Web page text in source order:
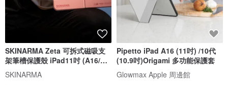
SKINARMA Zeta 可拆式磁吸支
架筆槽保護殼 iPad11吋 (A16/第
10代)
SKINARMA
Pipetto iPad A16 (11吋) /10代
(10.9吋)Origami 多功能保護套
Glowmax Apple 周邊館